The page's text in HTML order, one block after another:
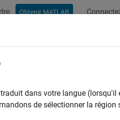
Obtenir MATLAB
Downloads Level 1
dans votre langue
de sélectionner la région